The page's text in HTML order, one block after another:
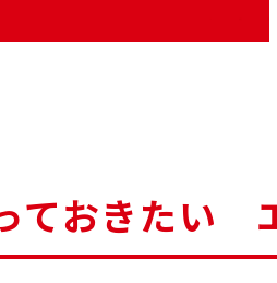
ておきたい